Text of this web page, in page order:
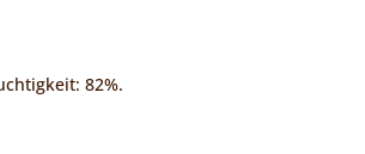
82%.